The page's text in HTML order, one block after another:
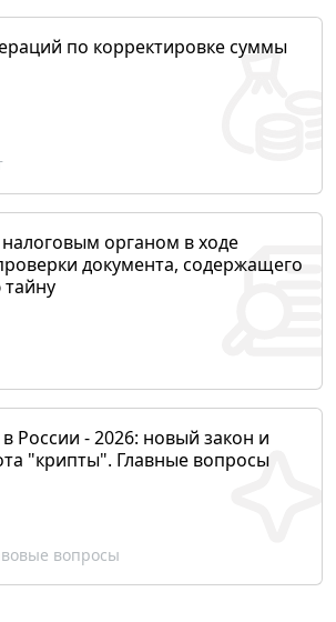
по корректировке суммы
органом в ходе
документа, содержащего
России - 2026: новый закон и
"крипты". Главные вопросы
вопросы